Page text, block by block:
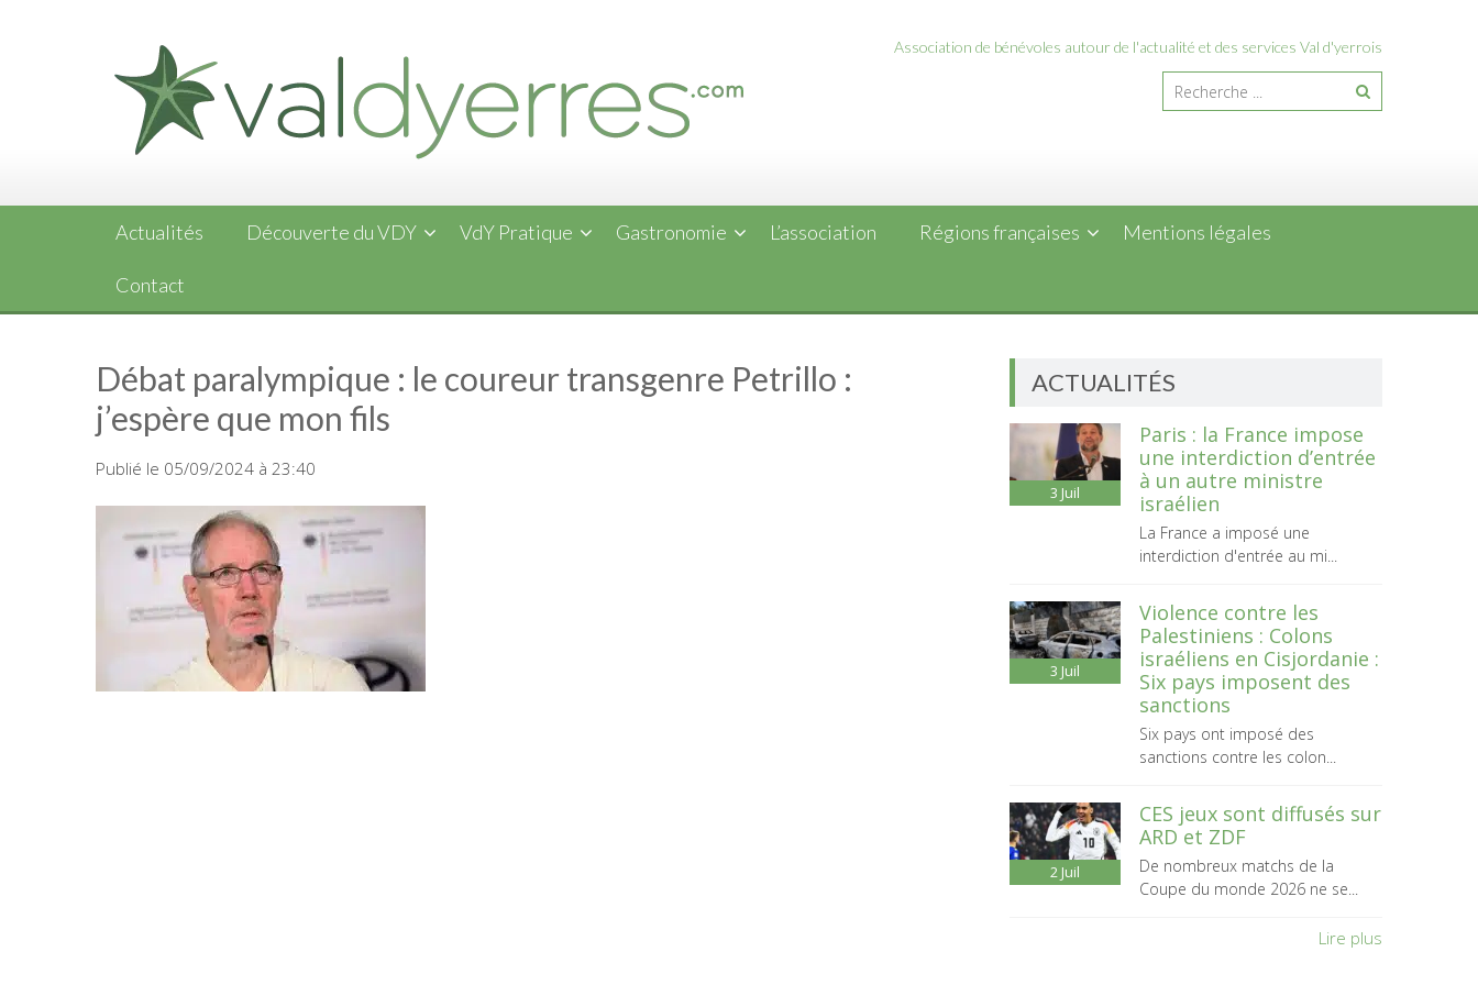
Association de bénévoles autour de l'actualité et des services Val d'yerrois
Actualités Découverte du VDY VdY Pratique Gastronomie L’association Régions françaises Mentions légales
Contact
Débat paralympique : le coureur transgenre Petrillo :
j’espère que mon fils
Publié le 05/09/2024 à 23:40
ACTUALITÉS
3 Juil
Paris : la France impose
une interdiction d’entrée
à un autre ministre
israélien
La France a imposé une
interdiction d'entrée au mi...
3 Juil
Violence contre les
Palestiniens : Colons
israéliens en Cisjordanie :
Six pays imposent des
sanctions
Six pays ont imposé des
sanctions contre les colon...
2 Juil
CES jeux sont diffusés sur
ARD et ZDF
De nombreux matchs de la
Coupe du monde 2026 ne se...
Lire plus